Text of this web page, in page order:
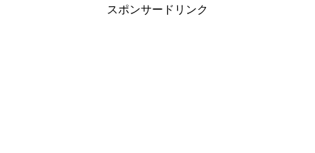
スポンサードリンク